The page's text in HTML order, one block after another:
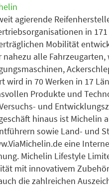
agierende
in
Mobilität
nahezu alle
wird in 70 Werken in 17
Produkte und
und
hinaus ist Michelin
sowie Land- und
eine
Michelin Lifestyle
mit innovativem
die zahlreichen